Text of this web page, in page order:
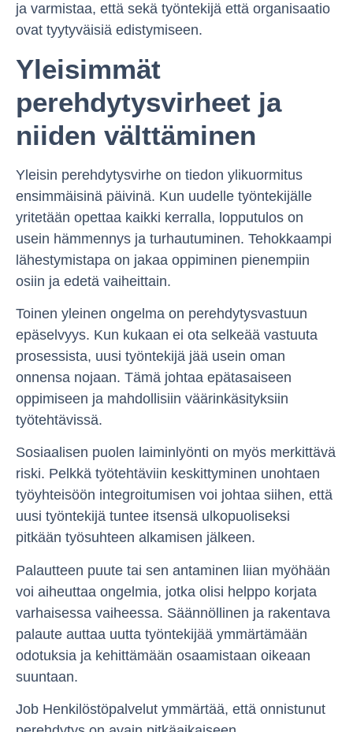
ja varmistaa, että sekä työntekijä että organisaatio
ovat tyytyväisiä edistymiseen.
Yleisimmät
perehdytysvirheet ja
niiden välttäminen
Yleisin perehdytysvirhe on tiedon ylikuormitus
ensimmäisinä päivinä. Kun uudelle työntekijälle
yritetään opettaa kaikki kerralla, lopputulos on
usein hämmennys ja turhautuminen. Tehokkaampi
lähestymistapa on jakaa oppiminen pienempiin
osiin ja edetä vaiheittain.
Toinen yleinen ongelma on perehdytysvastuun
epäselvyys. Kun kukaan ei ota selkeää vastuuta
prosessista, uusi työntekijä jää usein oman
onnensa nojaan. Tämä johtaa epätasaiseen
oppimiseen ja mahdollisiin väärinkäsityksiin
työtehtävissä.
Sosiaalisen puolen laiminlyönti on myös merkittävä
riski. Pelkkä työtehtäviin keskittyminen unohtaen
työyhteisöön integroitumisen voi johtaa siihen, että
uusi työntekijä tuntee itsensä ulkopuoliseksi
pitkään työsuhteen alkamisen jälkeen.
Palautteen puute tai sen antaminen liian myöhään
voi aiheuttaa ongelmia, jotka olisi helppo korjata
varhaisessa vaiheessa. Säännöllinen ja rakentava
palaute auttaa uutta työntekijää ymmärtämään
odotuksia ja kehittämään osaamistaan oikeaan
suuntaan.
Job Henkilöstöpalvelut ymmärtää, että onnistunut